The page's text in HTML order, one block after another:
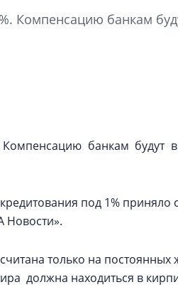
Компенсацию банкам
банкам будут
под 1% приняло
Новости».
только на постоянных
должна находиться в